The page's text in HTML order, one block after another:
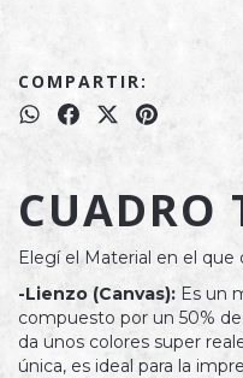
COMPARTIR:
CUADRO
Elegí el Material en el que
-Lienzo (Canvas): Es un
compuesto por un 50%
da unos colores super
única, es ideal para la